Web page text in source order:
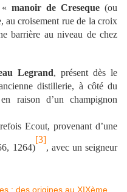
manoir de Creseque(ou
au croisement rue de la croix
barrière au niveau de chez
Legrand, présent dès le
distillerie, à côté du
raison d’un champignon
Ecout, provenant d’une
1264)
[3]
, avec un seigneur